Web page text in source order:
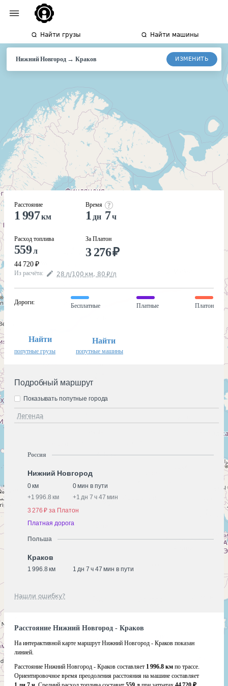
Найти грузы Найти машины
Нижний Новгород→Краков ИЗМЕНИТЬ
Расстояние
1 997км
Расход топлива
559л
44 720 ₽
Время
1 дн 7ч
За Платон
3 276₽
Из расчёта: 28 л/100 км, 80 ₽/л
Дороги:
Бесплатные Платные Платон
Найти
попутные грузы
Найти
попутные машины
Подробный маршрут
Легенда
Показывать попутные города
Россия
Нижний Новгород
0 км
0 мин в пути
+1 996.8 км +1 дн 7 ч 47 мин
3 276 ₽ за Платон
Платная дорога
Польша
Краков
1 996.8 км 1 дн 7 ч 47 мин в пути
Нашли ошибку?
Расстояние Нижний Новгород - Краков
На интерактивной карте маршрут Нижний Новгород - Краков показан
линией.
Расстояние Нижний Новгород - Краков составляет 1 996.8 км по трассе.
Ориентировочное время преодоления расстояния на машине составляет